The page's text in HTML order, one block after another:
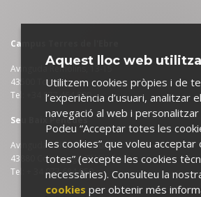
Campus Terres de l'Ebre
Avinguda Remolins, 13-15
43500 Tortosa
Tel: +34 977 464 000
Seu Baix Penedès
Avinguda Palfuriana, 104
43880 Coma-ruga (El Vendrell)
Tel: + 34 977 684 950
Aquest lloc web
Utilitzem cookies pròpies i de
l’experiència d’usuari, analitzar
navegació al web i
Podeu “Acceptar totes les
les cookies” que voleu acceptar
totes” (excepte les cookies
necessàries). Consulteu la
cookies per obtenir més